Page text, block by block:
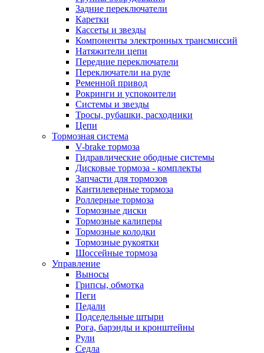
Задние переключатели
Каретки
Кассеты и звезды
Компоненты электронных трансмиссий
Натяжители цепи
Передние переключатели
Переключатели на руле
Ременной привод
Рокринги и успокоители
Системы и звезды
Тросы, рубашки, расходники
Цепи
Тормозная система
V-brake тормоза
Гидравлические ободные системы
Дисковые тормоза - комплекты
Запчасти для тормозов
Кантилеверные тормоза
Роллерные тормоза
Тормозные диски
Тормозные калиперы
Тормозные колодки
Тормозные рукоятки
Шоссейные тормоза
Управление
Выносы
Грипсы, обмотка
Пеги
Педали
Подседельные штыри
Рога, барэнды и кронштейны
Рули
Седла